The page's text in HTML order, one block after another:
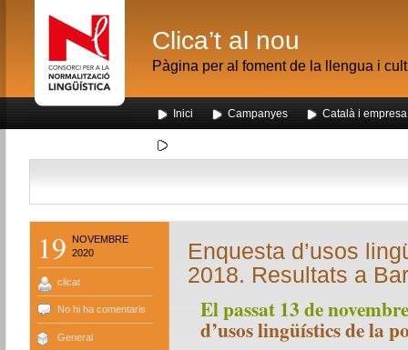
Clica’t al nou
Pàgina per al foment de la llengua i
Inici Campanyes Català i empresa
19
NOVEMBRE
2020
clicat
No hi ha comentaris
General
Enquesta d’usos
2018. Resultats a
El passat 13 de
d’usos lingüístics de la